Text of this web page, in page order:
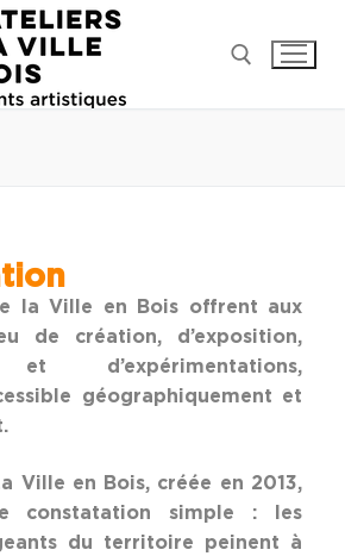
la Ville en Bois offrent aux
de création, d’exposition,
et d’expérimentations,
géographiquement et
Ville en Bois, créée en 2013,
constatation simple : les
du territoire peinent à